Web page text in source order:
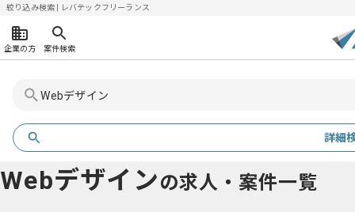
絞り込み検索 | レバテックフリーランス
企業の方 案件検索
詳細
Webデザインの求人・案件一覧